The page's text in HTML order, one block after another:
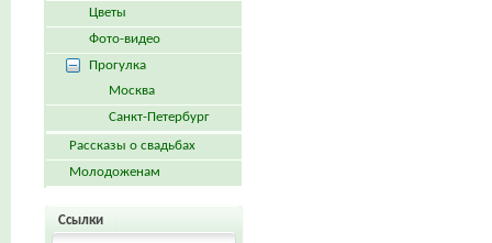
Цветы
Фото-видео
Прогулка
Москва
Санкт-Петербург
Рассказы о свадьбах
Молодоженам
Ссылки